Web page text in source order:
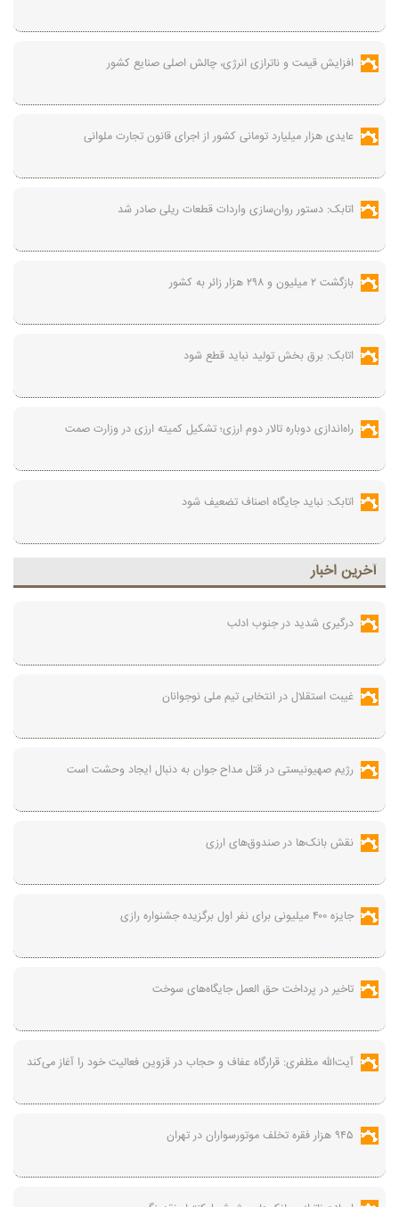
افزایش قیمت و ناترازی انرژی، چالش اصلی صنایع کشور
عایدی هزار میلیارد تومانی کشور از اجرای قانون تجارت ملوانی
اتابک: دستور روان‌سازی واردات قطعات ریلی صادر شد
بازگشت ۲ میلیون و ۲۹۸ هزار زائر به کشور
اتابک: برق بخش تولید نباید قطع شود
راه‌اندازی دوباره تالار دوم ارزی؛ تشکیل کمیته ارزی در وزارت صمت
اتابک: نباید جایگاه اصناف تضعیف شود
آخرين اخبار
درگیری شدید در جنوب ادلب
غیبت استقلال در انتخابی تیم ملی نوجوانان
رژیم صهیونیستی در قتل مداح جوان به دنبال ایجاد وحشت است
نقش بانک‌ها در صندوق‌های ارزی
جایزه ۴۰۰ میلیونی برای نفر اول برگزیده جشنواره رازی
تاخیر در پرداخت حق العمل جایگاه‌های سوخت
آیت‌الله مظفری: قرارگاه عفاف و حجاب در قزوین فعالیت خود را آغاز می‌کند
۹۴۵ هزار فقره تخلف موتورسواران در تهران